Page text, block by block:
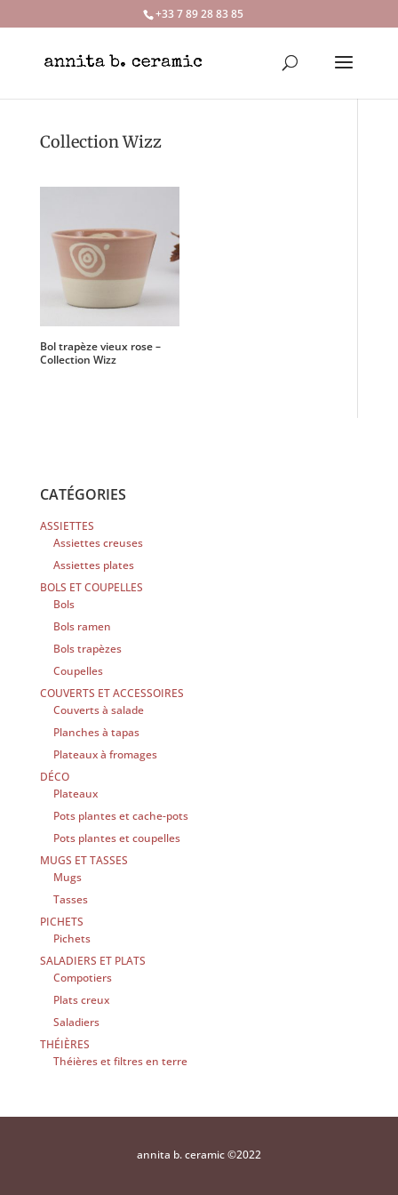
+33 7 89 28 83 85‬
Collection Wizz
Bol trapèze vieux rose –
Collection Wizz
CATÉGORIES
ASSIETTES
Assiettes creuses
Assiettes plates
BOLS ET COUPELLES
Bols
Bols ramen
Bols trapèzes
Coupelles
COUVERTS ET ACCESSOIRES
Couverts à salade
Planches à tapas
Plateaux à fromages
DÉCO
Plateaux
Pots plantes et cache-pots
Pots plantes et coupelles
MUGS ET TASSES
Mugs
Tasses
PICHETS
Pichets
SALADIERS ET PLATS
Compotiers
Plats creux
Saladiers
THÉIÈRES
Théières et filtres en terre
annita b. ceramic ©2022